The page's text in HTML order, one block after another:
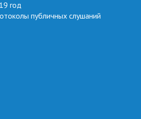
год
публичных слушаний